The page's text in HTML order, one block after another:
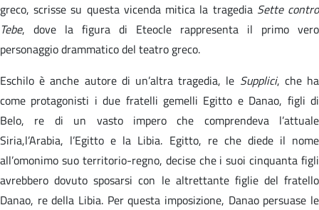
greco, scrisse su questa vicenda mitica la tragedia Sette contro
Tebe, dove la figura di Eteocle rappresenta il primo vero
personaggio drammatico del teatro greco.
Eschilo è anche autore di un’altra tragedia, le Supplici, che ha
come protagonisti i due fratelli gemelli Egitto e Danao, figli di
Belo, re di un vasto impero che comprendeva l’attuale
Siria,l’Arabia, l’Egitto e la Libia. Egitto, re che diede il nome
all’omonimo suo territorio-regno, decise che i suoi cinquanta figli
avrebbero dovuto sposarsi con le altrettante figlie del fratello
Danao, re della Libia. Per questa imposizione, Danao persuase le